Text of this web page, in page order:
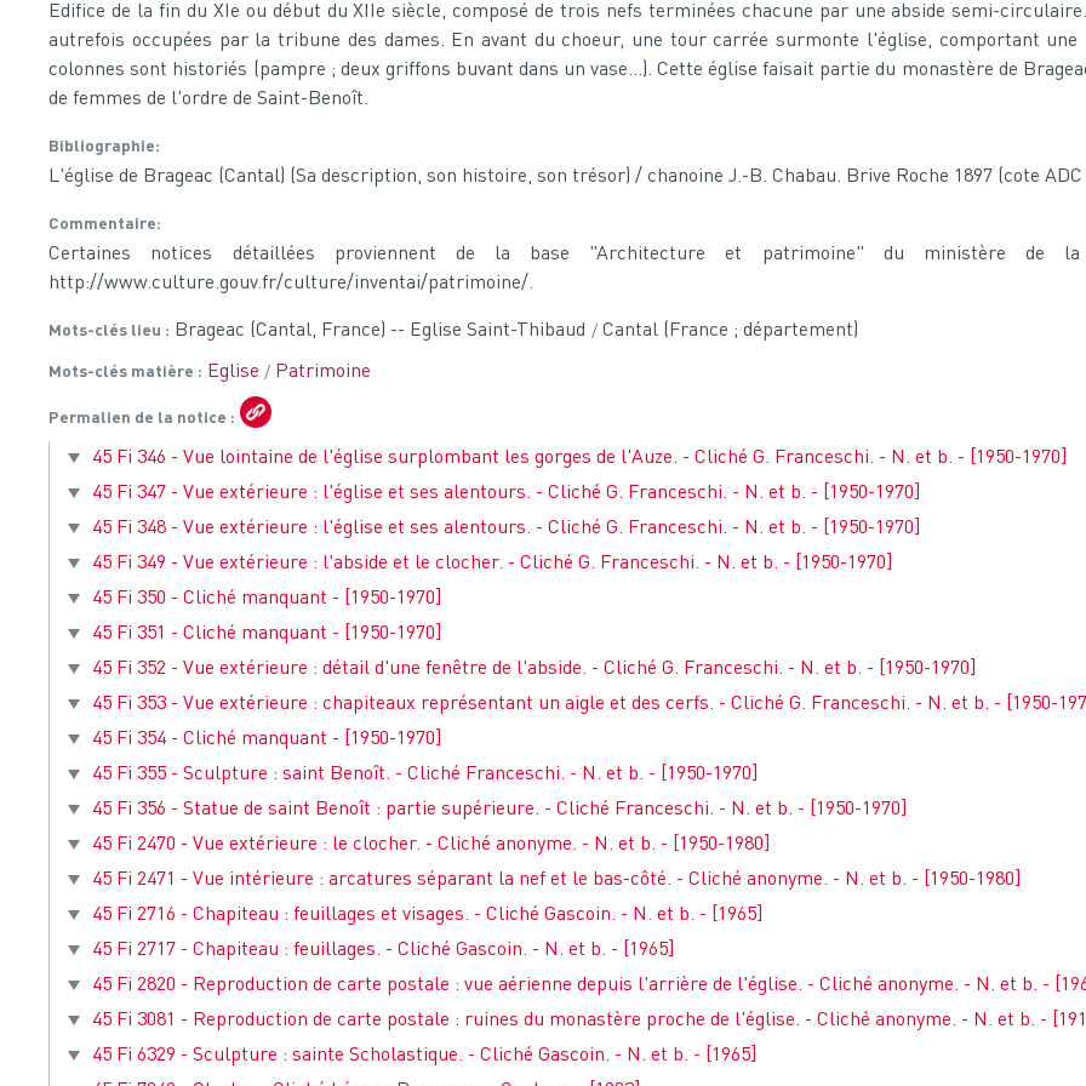
Edifice de la fin du XIe ou début du XIIe siècle, composé de trois nefs terminées chacune par une abside semi-
autrefois occupées par la tribune des dames. En avant du choeur, une tour carrée surmonte l'église, comportant
colonnes sont historiés (pampre ; deux griffons buvant dans un vase...). Cette église faisait partie du monastère de
de femmes de l'ordre de Saint-Benoît.
Bibliographie
L'église de Brageac (Cantal) (Sa description, son histoire, son trésor) / chanoine J.-B. Chabau. Brive Roche 1897 (cote ADC
Commentaire
Certaines notices détaillées proviennent de la base "Architecture et patrimoine" du ministère
http://www.culture.gouv.fr/culture/inventai/patrimoine/.
Mots-clés lieu Brageac (Cantal, France) -- Eglise Saint-Thibaud Cantal (France ; département)
Mots-clés matière Eglise Patrimoine
Permalien de la notice
45 Fi 346 - Vue lointaine de l'église surplombant les gorges de l'Auze. - Cliché G. Franceschi. - N. et b. - [1950-1970]
45 Fi 347 - Vue extérieure : l'église et ses alentours. - Cliché G. Franceschi. - N. et b. - [1950-1970]
45 Fi 348 - Vue extérieure : l'église et ses alentours. - Cliché G. Franceschi. - N. et b. - [1950-1970]
45 Fi 349 - Vue extérieure : l'abside et le clocher. - Cliché G. Franceschi. - N. et b. - [1950-1970]
45 Fi 350 - Cliché manquant - [1950-1970]
45 Fi 351 - Cliché manquant - [1950-1970]
45 Fi 352 - Vue extérieure : détail d'une fenêtre de l'abside. - Cliché G. Franceschi. - N. et b. - [1950-1970]
45 Fi 353 - Vue extérieure : chapiteaux représentant un aigle et des cerfs. - Cliché G. Franceschi. - N. et b. - [1950-
45 Fi 354 - Cliché manquant - [1950-1970]
45 Fi 355 - Sculpture : saint Benoît. - Cliché Franceschi. - N. et b. - [1950-1970]
45 Fi 356 - Statue de saint Benoît : partie supérieure. - Cliché Franceschi. - N. et b. - [1950-1970]
45 Fi 2470 - Vue extérieure : le clocher. - Cliché anonyme. - N. et b. - [1950-1980]
45 Fi 2471 - Vue intérieure : arcatures séparant la nef et le bas-côté. - Cliché anonyme. - N. et b. - [1950-1980]
45 Fi 2716 - Chapiteau : feuillages et visages. - Cliché Gascoin. - N. et b. - [1965]
45 Fi 2717 - Chapiteau : feuillages. - Cliché Gascoin. - N. et b. - [1965]
45 Fi 2820 - Reproduction de carte postale : vue aérienne depuis l'arrière de l'église. - Cliché anonyme. - N. et b. -
45 Fi 3081 - Reproduction de carte postale : ruines du monastère proche de l'église. - Cliché anonyme. - N. et b. -
45 Fi 6329 - Sculpture : sainte Scholastique. - Cliché Gascoin. - N. et b. - [1965]